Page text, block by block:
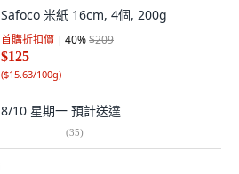
Safoco 米紙 16cm, 4個, 200g
首購折扣價 40%$209
$125
($15.63/100g)
8/10 星期一 預計送達
(35)